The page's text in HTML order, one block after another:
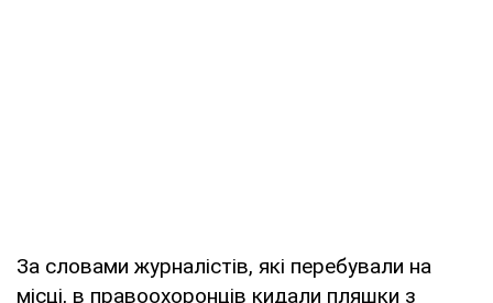
За словами журналістів, які перебували на
місці, в правоохоронців кидали пляшки з